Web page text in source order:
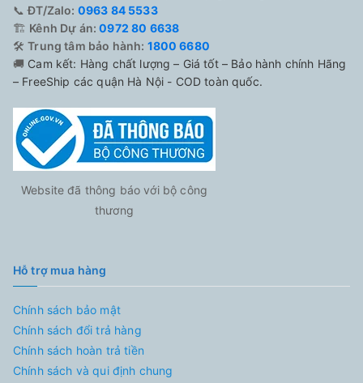
📞ĐT/Zalo: 0963 84 5533
🏗️ Kênh Dự án: 0972 80 6638
🛠️Trung tâm bảo hành: 1800 6680
🚚 Cam kết: Hàng chất lượng – Giá tốt – Bảo hành chính Hãng
– FreeShip các quận Hà Nội - COD toàn quốc.
Website đã thông báo với bộ công
thương
Hỗ trợ mua hàng
Chính sách bảo mật
Chính sách đổi trả hàng
Chính sách hoàn trả tiền
Chính sách và qui định chung